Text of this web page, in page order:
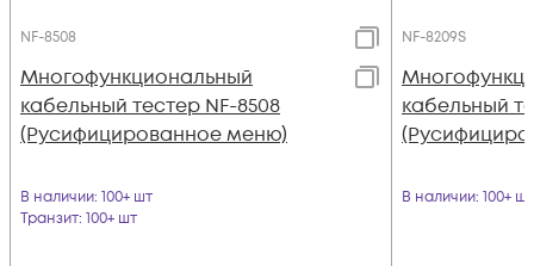
NF-8508
Многофункциональный
кабельный тестер NF-8508
(Русифицированное меню)
В наличии: 100+ шт
Транзит: 100+ шт
NF-8209S
кабельный
В наличии: 100+ шт